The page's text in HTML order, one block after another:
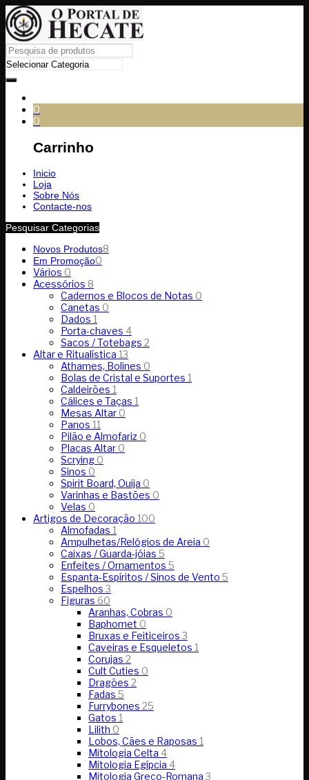
0
0
Carrinho
Inicio
Loja
Sobre Nós
Contacte-nos
Pesquisar Categorias
Novos Produtos8
Em Promoção0
Vários 0
Acessórios 8
Cadernos e Blocos de Notas 0
Canetas 0
Dados 1
Porta-chaves 4
Sacos / Totebags 2
Altar e Ritualística 13
Athames, Bolines 0
Bolas de Cristal e Suportes 1
Caldeirões 1
Cálices e Taças 1
Mesas Altar 0
Panos 11
Pilão e Almofariz 0
Placas Altar 0
Scrying 0
Sinos 0
Spirit Board, Ouija 0
Varinhas e Bastões 0
Velas 0
Artigos de Decoração 100
Almofadas 1
Ampulhetas/Relógios de Areia 0
Caixas / Guarda-jóias 5
Enfeites / Ornamentos 5
Espanta-Espíritos / Sinos de Vento 5
Espelhos3
Figuras 60
Aranhas, Cobras 0
Baphomet 0
Bruxas e Feiticeiros3
Caveiras e Esqueletos 1
Corujas 2
Cult Cuties 0
Dragões 2
Fadas 5
Furrybones 25
Gatos 1
Lilith 0
Lobos, Cães e Raposas 1
Mitologia Celta 4
Mitologia Egípcia 4
Mitologia Greco-Romana3